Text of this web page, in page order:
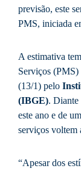
previsão, este
PMS, iniciada
A estimativa
Serviços (PMS)
(13/1) pelo
(IBGE). Diante
este ano e de
serviços voltem
“Apesar dos